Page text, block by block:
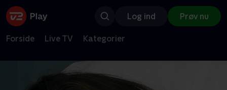
Log ind Prøv nu
Forside Live TV Kategorier